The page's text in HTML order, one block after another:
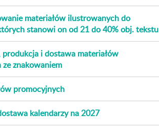
materiałów ilustrowanych do
stanowi on od 21 do 40% obj. tekstu
i dostawa materiałów
znakowaniem
promocyjnych
kalendarzy na 2027